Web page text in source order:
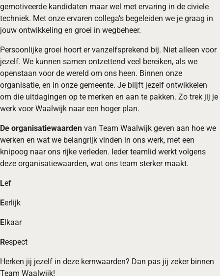
gemotiveerde kandidaten maar wel met ervaring in de civiele
techniek. Met onze ervaren collega’s begeleiden we je graag in
jouw ontwikkeling en groei in wegbeheer.
Persoonlijke groei hoort er vanzelfsprekend bij. Niet alleen voor
jezelf. We kunnen samen ontzettend veel bereiken, als we
openstaan voor de wereld om ons heen. Binnen onze
organisatie, en in onze gemeente. Je blijft jezelf ontwikkelen
om die uitdagingen op te merken en aan te pakken. Zo trek jij je
werk voor Waalwijk naar een hoger plan.
De organisatiewaarden van Team Waalwijk geven aan hoe we
werken en wat we belangrijk vinden in ons werk, met een
knipoog naar ons rijke verleden. Ieder teamlid werkt volgens
deze organisatiewaarden, wat ons team sterker maakt.
Lef
Eerlijk
Elkaar
Respect
Herken jij jezelf in deze kernwaarden? Dan pas jij zeker binnen
Team Waalwijk!